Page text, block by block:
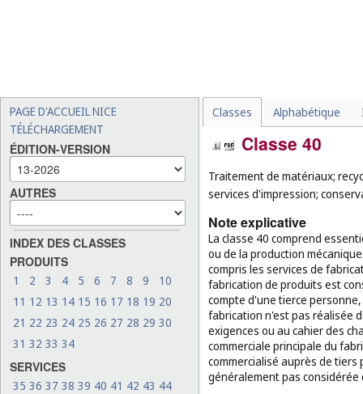
PAGE D'ACCUEIL NICE
TÉLÉCHARGEMENT
ÉDITION-VERSION
AUTRES
INDEX DES CLASSES
PRODUITS
1 2 3 4 5 6 7 8 9
10
11 12 13 14 15 16 17 18 19 20
21 22 23 24 25 26 27 28 29 30
31 32 33 34
SERVICES
35 36 37 38 39 40 41 42 43 44
Classes Alphabétique
Classe 40
Traitement de matériaux;
services d'impression;
Note explicative
La classe 40 comprend
ou de la production
compris les services de
fabrication de produits est
compte d'une tierce
fabrication n'est pas réalisée
exigences ou au cahier des
commerciale principale du
commercialisé auprès de
généralement pas considérée